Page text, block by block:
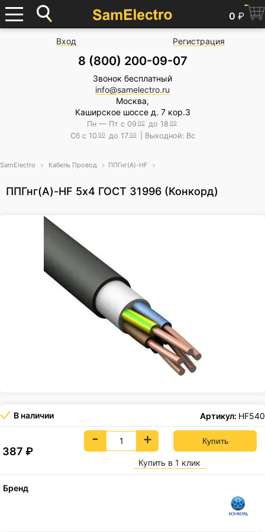
0 ₽
Вход Регистрация
8 (800) 200-09-07
Звонок бесплатный
info@samelectro.ru
Москва,
Каширское шоссе д. 7 кор.3
Пн — Пт с 09 00 до 18 00
Сб с 10 00 до 17 00 | Выходной: Вс
SamElectro Кабель Провод ППГнг(А)-HF
ППГнг(А)-HF 5х4 ГОСТ 31996 (Конкорд)
В наличии Артикул: HF540
387₽
- +
Купить в 1 клик
Бренд